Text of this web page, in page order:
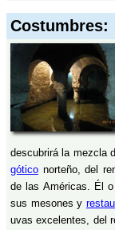
Costumbres:
descubrirá la mezcla
gótico norteño, del
de las Américas. Él
sus mesones y
uvas excelentes, del